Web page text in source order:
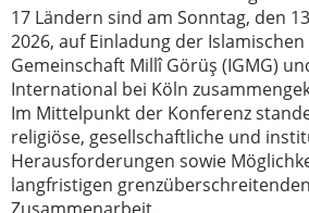
17 Ländern sind am Sonntag, den
2026, auf Einladung der Islamischen
Gemeinschaft Millî Görüş (IGMG)
International bei Köln
Im Mittelpunkt der Konferenz
religiöse, gesellschaftliche und
Herausforderungen sowie
langfristigen grenzüberschreitenden